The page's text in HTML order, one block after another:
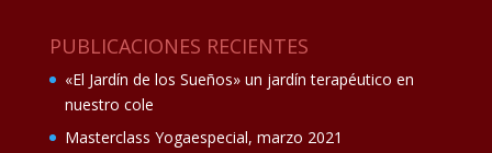
PUBLICACIONES RECIENTES
«El Jardín de los Sueños» un jardín terapéutico en
nuestro cole
Masterclass Yogaespecial, marzo 2021